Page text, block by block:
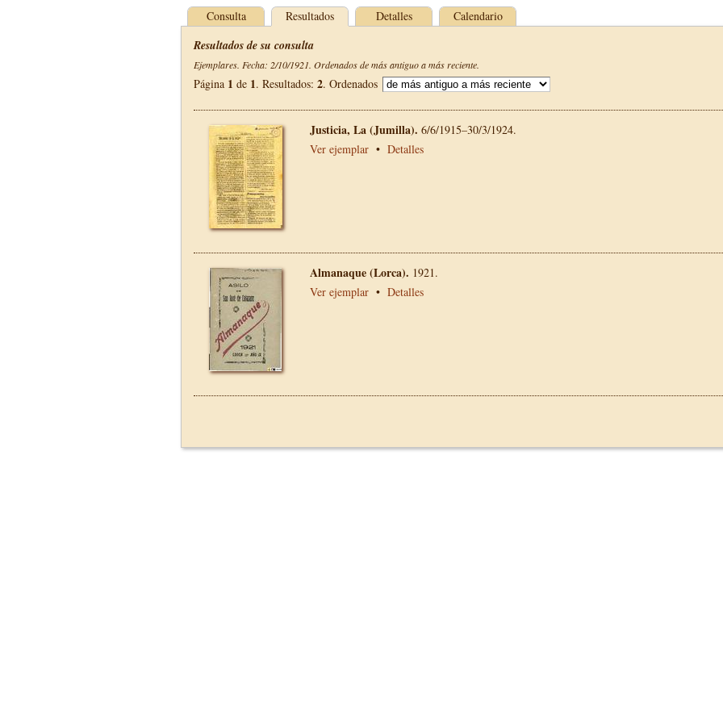
Consulta Resultados Detalles Calendario
Resultados de su consulta
Ejemplares. Fecha: 2/10/1921. Ordenados de más antiguo a más reciente.
Página 1 de 1. Resultados: 2. Ordenados
Justicia, La (Jumilla). 6/6/1915–30/3/1924.
Ver ejemplar • Detalles
Almanaque (Lorca). 1921.
Ver ejemplar • Detalles